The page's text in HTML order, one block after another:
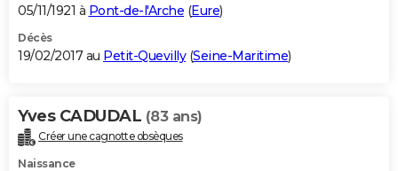
05/11/1921 à Pont-de-l'Arche (Eure)
Décès
19/02/2017 au Petit-Quevilly(Seine-Maritime)
Yves CADUDAL (83 ans)
Créer une cagnotte obsèques
Naissance